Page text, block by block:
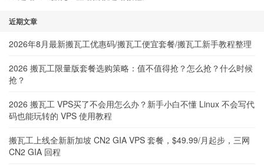
近期文章
2026年8月最新搬瓦工优惠码/搬瓦工便宜套餐/搬瓦工新手教程整理
2026 搬瓦工限量版套餐选购策略：值不值得抢？怎么抢？什么时候
抢？
2026 搬瓦工 VPS买了不会用怎么办？新手小白不懂 Linux 不会写代
码也能玩转的 VPS 使用教程
搬瓦工上线全新新加坡 CN2 GIA VPS 套餐，$49.99/月起步，三网
CN2 GIA 回程